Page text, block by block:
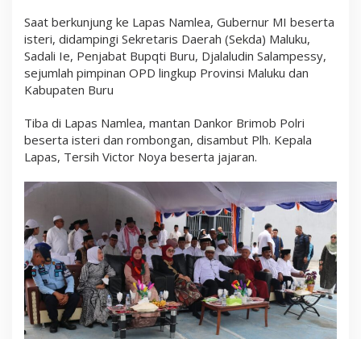
s
N
a
m
l
Saat berkunjung ke Lapas Namlea, Gubernur MI beserta
isteri, didampingi Sekretaris Daerah (Sekda) Maluku,
Sadali Ie, Penjabat Bupqti Buru, Djalaludin Salampessy,
sejumlah pimpinan OPD lingkup Provinsi Maluku dan
Kabupaten Buru
Tiba di Lapas Namlea, mantan Dankor Brimob Polri
beserta isteri dan rombongan, disambut Plh. Kepala
Lapas, Tersih Victor Noya beserta jajaran.